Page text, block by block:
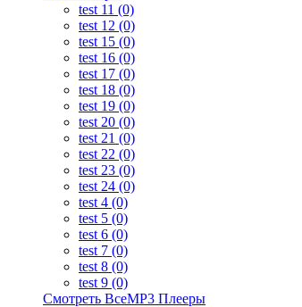
test 11 (0)
test 12 (0)
test 15 (0)
test 16 (0)
test 17 (0)
test 18 (0)
test 19 (0)
test 20 (0)
test 21 (0)
test 22 (0)
test 23 (0)
test 24 (0)
test 4 (0)
test 5 (0)
test 6 (0)
test 7 (0)
test 8 (0)
test 9 (0)
Смотреть ВсеMP3 Плееры